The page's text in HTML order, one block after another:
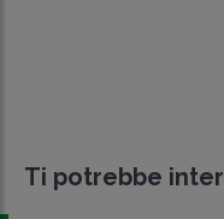
Ti potrebbe